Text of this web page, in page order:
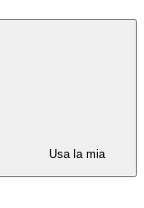
Usa la mia